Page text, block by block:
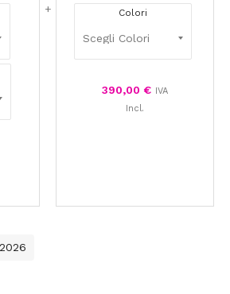
Colori
390,00 € IVA
Incl.